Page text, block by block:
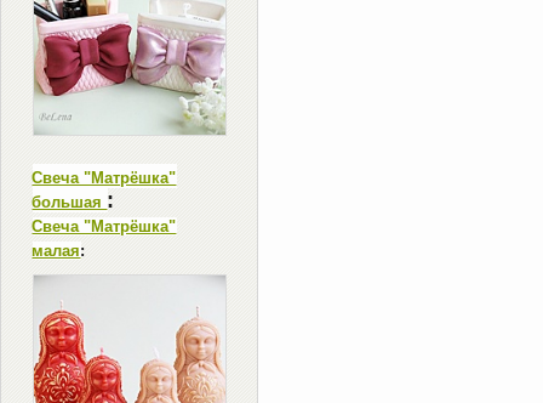
Свеча "Матрёшка"
большая :
Свеча "Матрёшка"
малая: